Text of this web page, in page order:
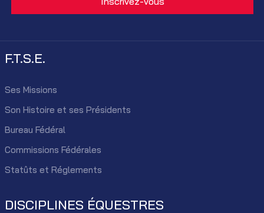
F.T.S.E.
Ses Missions
Son Histoire et ses Présidents
Bureau Fédéral
Commissions Fédérales
Statûts et Réglements
DISCIPLINES ÉQUESTRES